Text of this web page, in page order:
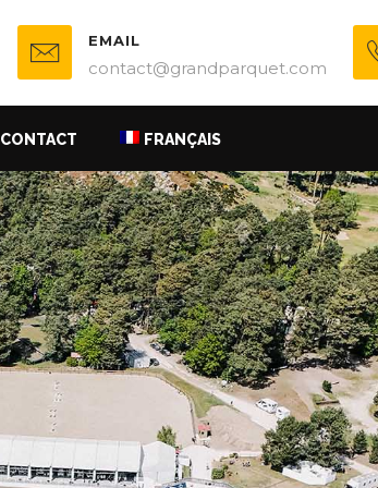
EMAIL
contact@grandparquet.com
CONTACT FRANÇAIS